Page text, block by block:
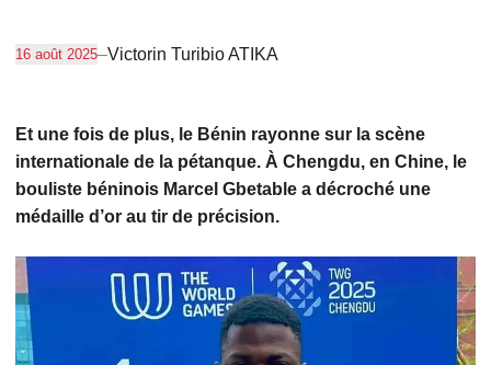
16 août 2025–Victorin Turibio ATIKA
Et une fois de plus, le Bénin rayonne sur la scène
internationale de la pétanque. À Chengdu, en Chine, le
bouliste béninois Marcel Gbetable a décroché une
médaille d’or au tir de précision.